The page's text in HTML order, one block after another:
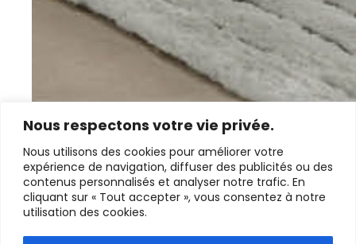
Nous respectons votre vie privée.
Nous utilisons des cookies pour améliorer votre
expérience de navigation, diffuser des publicités ou des
contenus personnalisés et analyser notre trafic. En
cliquant sur « Tout accepter », vous consentez à notre
utilisation des cookies.